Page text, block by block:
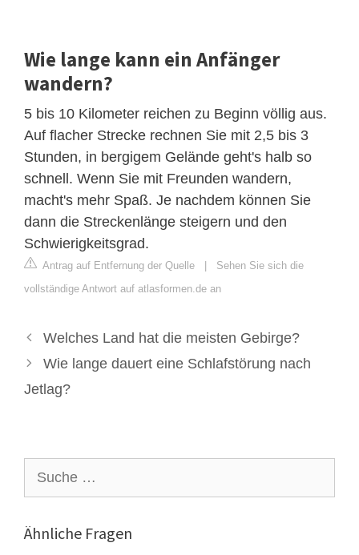
Wie lange kann ein Anfänger
wandern?
5 bis 10 Kilometer reichen zu Beginn völlig aus.
Auf flacher Strecke rechnen Sie mit 2,5 bis 3
Stunden, in bergigem Gelände geht's halb so
schnell. Wenn Sie mit Freunden wandern,
macht's mehr Spaß. Je nachdem können Sie
dann die Streckenlänge steigern und den
Schwierigkeitsgrad.
Antrag auf Entfernung der Quelle | Sehen Sie sich die
vollständige Antwort auf atlasformen.de an
Welches Land hat die meisten Gebirge?
Wie lange dauert eine Schlafstörung nach
Jetlag?
nach:
Ähnliche Fragen